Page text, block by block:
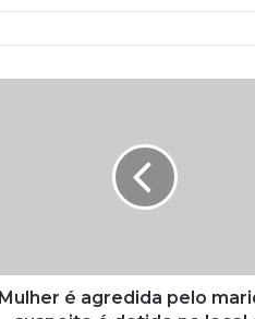
Mulher é agredida pelo